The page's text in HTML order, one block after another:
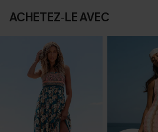
ACHETEZ‑LE AVEC